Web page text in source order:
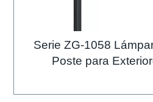
Serie ZG-1058
Poste para